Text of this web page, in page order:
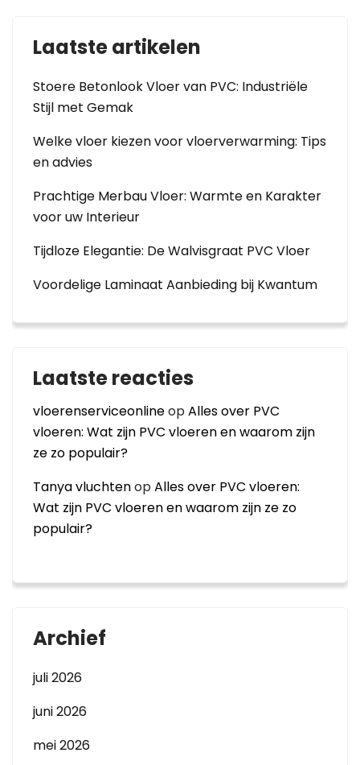
Laatste artikelen
Stoere Betonlook Vloer van PVC: Industriële
Stijl met Gemak
Welke vloer kiezen voor vloerverwarming: Tips
en advies
Prachtige Merbau Vloer: Warmte en Karakter
voor uw Interieur
Tijdloze Elegantie: De Walvisgraat PVC Vloer
Voordelige Laminaat Aanbieding bij Kwantum
Laatste reacties
vloerenserviceonlineopAlles over PVC
vloeren: Wat zijn PVC vloeren en waarom zijn
ze zo populair?
Tanya vluchtenopAlles over PVC vloeren:
Wat zijn PVC vloeren en waarom zijn ze zo
populair?
Archief
juli 2026
juni 2026
mei 2026